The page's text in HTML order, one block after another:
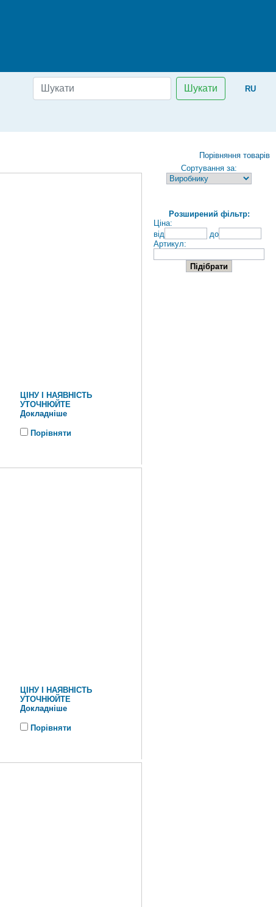
Шукати RU
Порівняння товарів
ЦІНУ І НАЯВНІСТЬ
УТОЧНЮЙТЕ
Докладніше
Порівняти
ЦІНУ І НАЯВНІСТЬ
УТОЧНЮЙТЕ
Докладніше
Порівняти
Сортування за:
Розширений фільтр:
Ціна:
від
до
Артикул: